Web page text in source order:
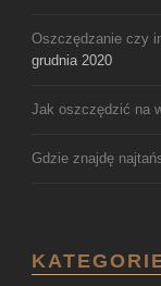
Oszczędzanie czy
grudnia 2020
Jak oszczędzić na
Gdzie znajdę